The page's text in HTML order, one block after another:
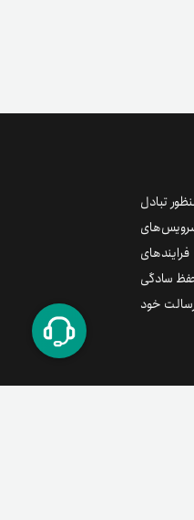
تبادل
سرویس‌های
سادگی
خود